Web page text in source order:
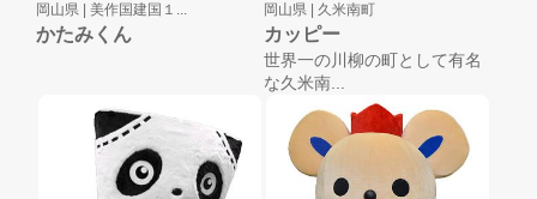
岡山県 | 美作国建国１...
かたみくん
岡山県 | 久米南町
カッピー
世界一の川柳の町として有名
な久米南...